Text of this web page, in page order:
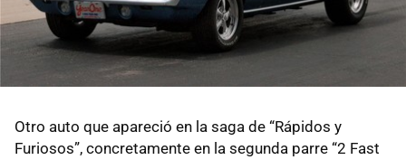
Otro auto que apareció en la saga de “Rápidos y
Furiosos”, concretamente en la segunda parre “2 Fast